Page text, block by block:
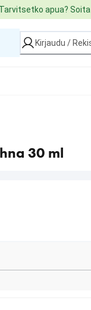
Tarvitsetko apua?
Kirjaudu /
30 ml